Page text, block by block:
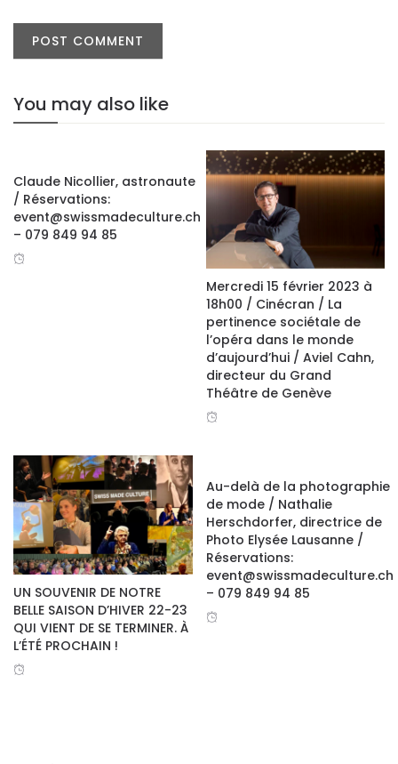
You may also like
twitter
google+
Claude Nicollier, astronaute
/ Réservations:
event@swissmadeculture.ch
– 079 849 94 85
Mercredi 15 février 2023 à
18h00 / Cinécran / La
pertinence sociétale de
l’opéra dans le monde
d’aujourd’hui / Aviel Cahn,
directeur du Grand
Théâtre de Genève
UN SOUVENIR DE NOTRE
BELLE SAISON D’HIVER 22-23
QUI VIENT DE SE TERMINER. À
L’ÉTÉ PROCHAIN !
twitter
google+
Au-delà de la photographie
de mode / Nathalie
Herschdorfer, directrice de
Photo Elysée Lausanne /
Réservations:
event@swissmadeculture.ch
– 079 849 94 85